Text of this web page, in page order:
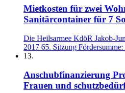
Mietkosten für zwei
Sanitärcontainer für 7
Die Heilsarmee KdöR Jakob-
2017 65. Sitzung
13.
Anschubfinanzierung
Frauen und